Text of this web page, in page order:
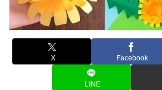
X Facebook
LINE